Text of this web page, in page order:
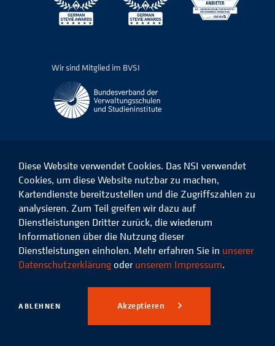
Wir sind Mitglied im BVSI
Das
NSI
Facebook
Das
NSI
auf
LinkedIn
Das
NSI
auf
Instagram
Das
Xing
© 2026 Niedersächsisches
Studieninstitut für kommunale
Verwaltung e.V.
Datenschutz Impressum
Diese Website verwendet Cookies. Das NSI verwendet
Cookies, um diese Website nutzbar zu machen,
Kartendienste bereitzustellen und die Zugriffszahlen zu
analysieren. Zum Teil greifen wir dazu auf
Dienstleistungen Dritter zurück, die wiederum
Informationen über die Nutzung dieser
Dienstleistungen einholen. Mehr erfahren Sie in unserer
Datenschutzerklärung oder unserem Impressum.
ABLEHNEN Akzeptieren